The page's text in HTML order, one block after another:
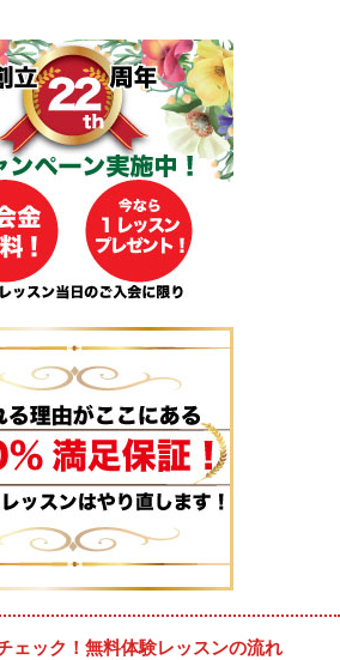
ェック！無料体験レッスンの流れ